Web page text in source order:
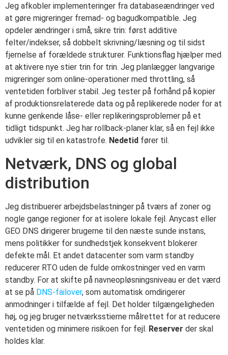
Jeg afkobler implementeringer fra databaseændringer ved
at gøre migreringer fremad- og bagudkompatible. Jeg
opdeler ændringer i små, sikre trin: først additive
felter/indekser, så dobbelt skrivning/læsning og til sidst
fjernelse af forældede strukturer. Funktionsflag hjælper med
at aktivere nye stier trin for trin. Jeg planlægger langvarige
migreringer som online-operationer med throttling, så
ventetiden forbliver stabil. Jeg tester på forhånd på kopier
af produktionsrelaterede data og på replikerede noder for at
kunne genkende låse- eller replikeringsproblemer på et
tidligt tidspunkt. Jeg har rollback-planer klar, så en fejl ikke
udvikler sig til en katastrofe. Nedetid fører til.
Netværk, DNS og global
distribution
Jeg distribuerer arbejdsbelastninger på tværs af zoner og
nogle gange regioner for at isolere lokale fejl. Anycast eller
GEO DNS dirigerer brugerne til den næste sunde instans,
mens politikker for sundhedstjek konsekvent blokerer
defekte mål. Et andet datacenter som varm standby
reducerer RTO uden de fulde omkostninger ved en varm
standby. For at skifte på navneopløsningsniveau er det værd
at se på DNS-failover, som automatisk omdirigerer
anmodninger i tilfælde af fejl. Det holder tilgængeligheden
høj, og jeg bruger netværksstierne målrettet for at reducere
ventetiden og minimere risikoen for fejl. Reserver der skal
holdes klar.